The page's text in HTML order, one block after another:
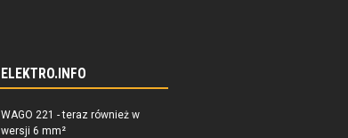
ELEKTRO.INFO
WAGO 221 - teraz również w
wersji 6 mm²